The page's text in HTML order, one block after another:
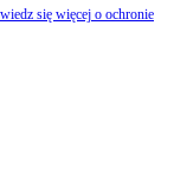
się więcej o ochronie